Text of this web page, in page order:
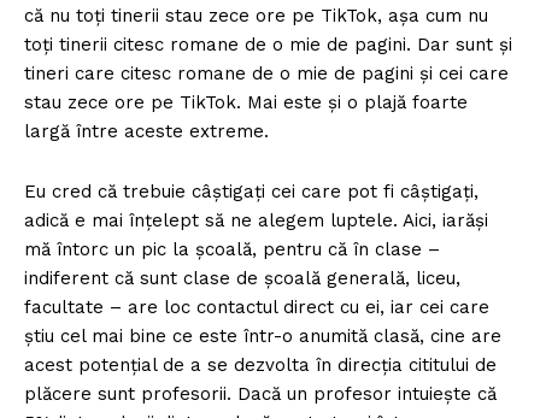
că nu toți tinerii stau zece ore pe TikTok, așa cum nu
toți tinerii citesc romane de o mie de pagini. Dar sunt și
tineri care citesc romane de o mie de pagini și cei care
stau zece ore pe TikTok. Mai este şi o plajă foarte
largă între aceste extreme.
Eu cred că trebuie câștigați cei care pot fi câștigați,
adică e mai înţelept să ne alegem luptele. Aici, iarăși
mă întorc un pic la școală, pentru că în clase –
indiferent că sunt clase de școală generală, liceu,
facultate – are loc contactul direct cu ei, iar cei care
știu cel mai bine ce este într-o anumită clasă, cine are
acest potențial de a se dezvolta în direcția cititului de
plăcere sunt profesorii. Dacă un profesor intuiește că